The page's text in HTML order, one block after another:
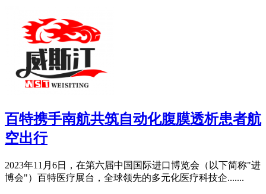
百特携手南航共筑自动化腹膜透析患者航
空出行
2023年11月6日，在第六届中国国际进口博览会（以下简称"进
博会"）百特医疗展台，全球领先的多元化医疗科技企.......